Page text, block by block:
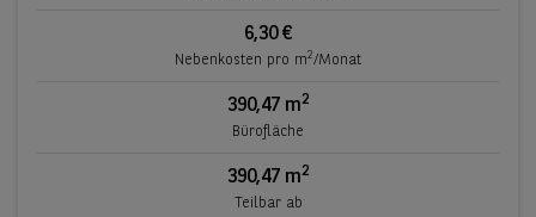
6,30 €
Nebenkosten pro m2/Monat
390,47 m2
Bürofläche
390,47 m2
Teilbar ab